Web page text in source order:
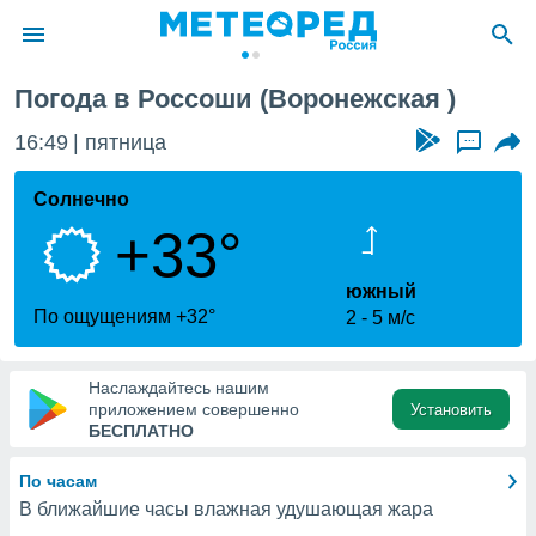
о
Вы можете
к этому
доступ
Погода в Россоши (Воронежская )
16:49 пятница ...
Солнечно
+33°
По ощущениям +32°
южный
2
5 м/с
Наслаждайтесь нашим
приложением совершенно
БЕСПЛАТНО
Установить
По часам
В ближайшие часы влажная удушающая жара